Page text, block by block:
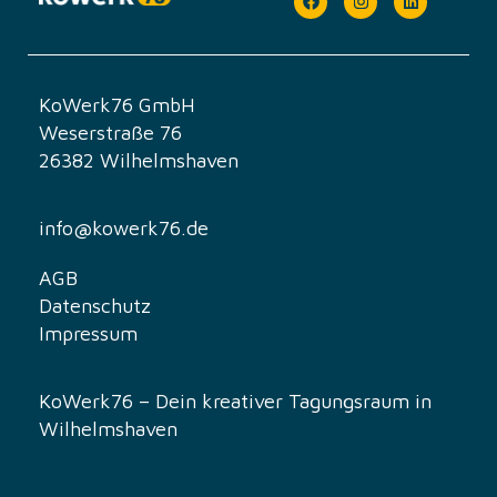
a
l
t
u
g
-
N
v
KoWerk76 GmbH
Weserstraße 76
26382 Wilhelmshaven
info@kowerk76.de
AGB
Datenschutz
Impressum
KoWerk76 – Dein kreativer Tagungsraum in
Wilhelmshaven